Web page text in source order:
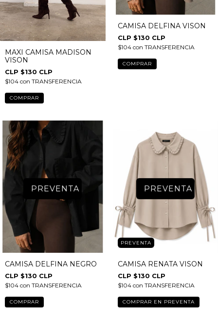
MAXI CAMISA MADISON
VISON
$130 CLP
$104 con TRANSFERENCIA
COMPRAR
CAMISA DELFINA VISON
$130 CLP
$104 con TRANSFERENCIA
COMPRAR
PREVENTA
CAMISA DELFINA NEGRO
$130 CLP
$104 con TRANSFERENCIA
COMPRAR
PREVENTA
PREVENTA
CAMISA RENATA VISON
$130 CLP
$104 con TRANSFERENCIA
COMPRAR EN PREVENTA